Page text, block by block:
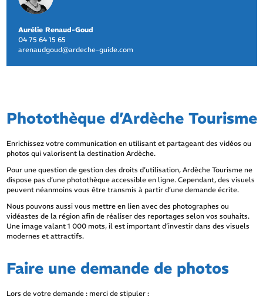
Aurélie Renaud-Goud
04 75 64 15 65
arenaudgoud@ardeche-guide.com
Photothèque d’Ardèche Tourisme
Enrichissez votre communication en utilisant et partageant des vidéos ou
photos qui valorisent la destination Ardèche.
Pour une question de gestion des droits d’utilisation, Ardèche Tourisme ne
dispose pas d’une photothèque accessible en ligne. Cependant, des visuels
peuvent néanmoins vous être transmis à partir d’une demande écrite.
Nous pouvons aussi vous mettre en lien avec des photographes ou
vidéastes de la région afin de réaliser des reportages selon vos souhaits.
Une image valant 1 000 mots, il est important d’investir dans des visuels
modernes et attractifs.
Faire une demande de photos
Lors de votre demande : merci de stipuler :